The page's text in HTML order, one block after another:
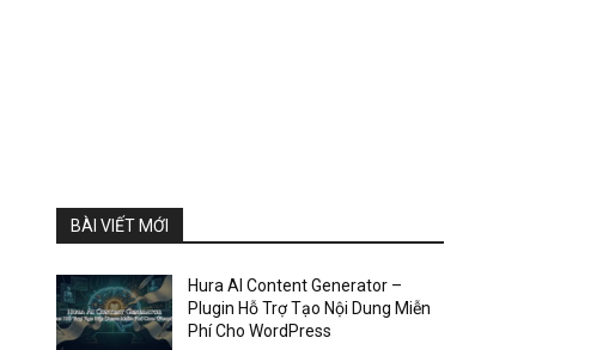
BÀI VIẾT MỚI
Hura AI Content Generator –
Plugin Hỗ Trợ Tạo Nội Dung Miễn
Phí Cho WordPress